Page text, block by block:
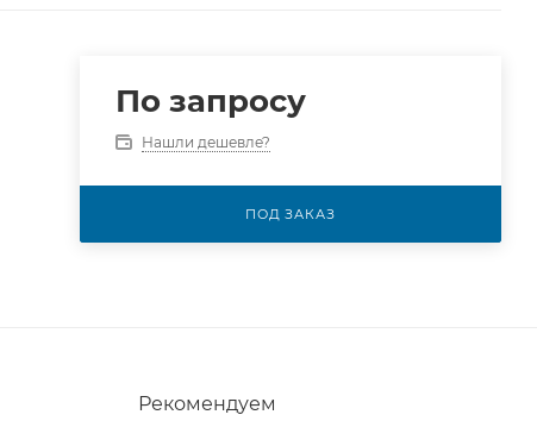
По запросу
Нашли дешевле?
ПОД ЗАКАЗ
Рекомендуем